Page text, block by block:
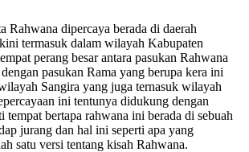
Rahwana dipercaya berada di daerah
termasuk dalam wilayah Kabupaten
perang besar antara pasukan Rahwana
pasukan Rama yang berupa kera ini
Sangira yang juga ternasuk wilayah
ini tentunya didukung dengan
tempat bertapa rahwana ini berada di sebuah
jurang dan hal ini seperti apa yang
satu versi tentang kisah Rahwana.